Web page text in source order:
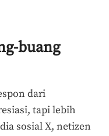
buang
dari
tapi lebih
sosial X, netizen